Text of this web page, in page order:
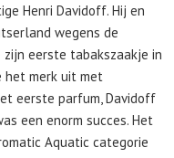
Henri Davidoff. Hij en
wegens de
eerste tabakszaakje in
het merk uit met
eerste parfum, Davidoff
een enorm succes. Het
Aquatic categorie